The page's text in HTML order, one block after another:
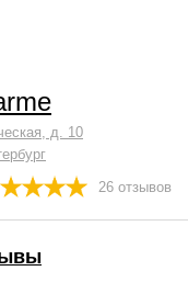
д. 10
26 отзывов